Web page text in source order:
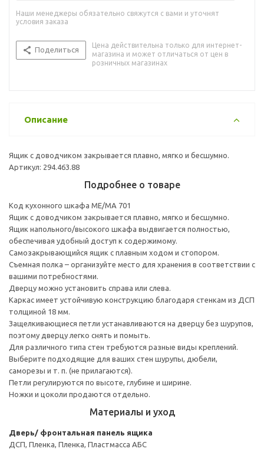
Наши менеджеры обязательно свяжутся с вами и уточнят
условия заказа
Поделиться
Цена действительна только для интернет-
магазина и может отличаться от цен в
розничных магазинах
Описание
Ящик с доводчиком закрывается плавно, мягко и бесшумно.
Артикул: 294.463.88
Подробнее о товаре
Код кухонного шкафа ME/MA 701
Ящик с доводчиком закрывается плавно, мягко и бесшумно.
Ящик напольного/высокого шкафа выдвигается полностью,
обеспечивая удобный доступ к содержимому.
Cамозакрывающийся ящик с плавным ходом и стопором.
Съемная полка – организуйте место для хранения в соответствии с
вашими потребностями.
Дверцу можно установить справа или слева.
Каркас имеет устойчивую конструкцию благодаря стенкам из ДСП
толщиной 18 мм.
Защелкивающиеся петли устанавливаются на дверцу без шурупов,
поэтому дверцу легко снять и помыть.
Для различного типа стен требуются разные виды креплений.
Выберите подходящие для ваших стен шурупы, дюбели,
саморезы и т. п. (не прилагаются).
Петли регулируются по высоте, глубине и ширине.
Ножки и цоколи продаются отдельно.
Материалы и уход
Дверь/ фронтальная панель ящика
ДСП, Пленка, Пленка, Пластмасса АБС